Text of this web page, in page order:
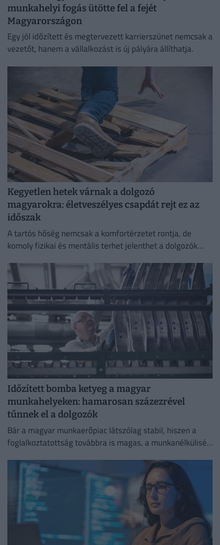
munkahelyi fogás ütötte fel a fejét
Magyarországon
Egy jól időzített és megtervezett karrierszünet nemcsak a
vezetőt, hanem a vállalkozást is új pályára állíthatja.
Kegyetlen hetek várnak a dolgozó
magyarokra: életveszélyes csapdát rejt ez az
időszak
A tartós hőség nemcsak a komfortérzetet rontja, de
komoly fizikai és mentális terhet jelenthet a dolgozók
Időzített bomba ketyeg a magyar
munkahelyeken: hamarosan százezrével
tűnnek el a dolgozók
Bár a magyar munkaerőpiac látszólag stabil, hiszen a
foglalkoztatottság továbbra is magas, a munkanélküliség